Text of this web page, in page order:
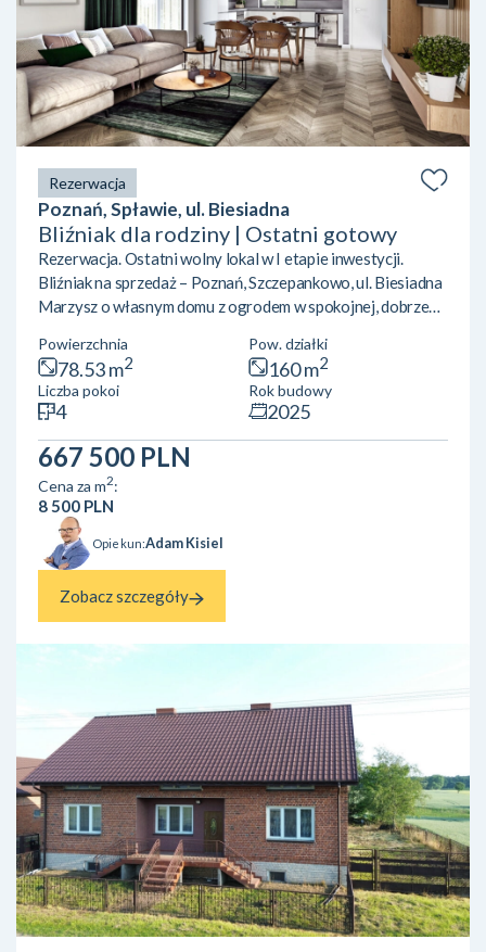
Rezerwacja
Poznań, Spławie, ul. Biesiadna
Bliźniak dla rodziny | Ostatni gotowy
Rezerwacja. Ostatni wolny lokal w I etapie inwestycji.
Bliźniak na sprzedaż – Poznań, Szczepankowo, ul. Biesiadna
Marzysz o własnym domu z ogrodem w spokojnej, dobrze
domów w zabudowie dwulokalowej! Powierzchnia: ok 78,5
m²Lokalizacja: Poznań, Szczepankowo, ul. Biesiadna Układ
pomieszczeń:Parter: przestronny salon z aneksem
kuchennym, łazienkaPiętro: 3 wygodne sypialnieLokal
posiada ogród oraz przypisane miejsce postojowe.Okna od
stro...
Powierzchnia
78.53 m2
Pow. działki
160 m2
Liczba pokoi
4
Rok budowy
2025
667 500 PLN
Cena za m2:
8 500 PLN
Opiekun:Adam Kisiel
Zobacz szczegóły